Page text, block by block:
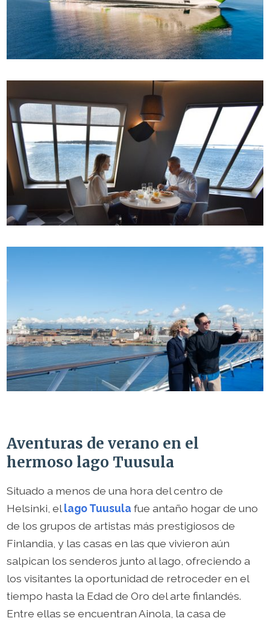
Aventuras de verano en el
hermoso lago Tuusula
Situado a menos de una hora del centro de
Helsinki, el lago Tuusula fue antaño hogar de uno
de los grupos de artistas más prestigiosos de
Finlandia, y las casas en las que vivieron aún
salpican los senderos junto al lago, ofreciendo a
los visitantes la oportunidad de retroceder en el
tiempo hasta la Edad de Oro del arte finlandés.
Entre ellas se encuentran Ainola, la casa de